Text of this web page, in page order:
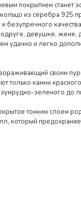
покрытием станет
из серебра 925
безупречного
девушке, жене,
удачно и легко
своим
только камни
зеленого до
тонким слоем
который